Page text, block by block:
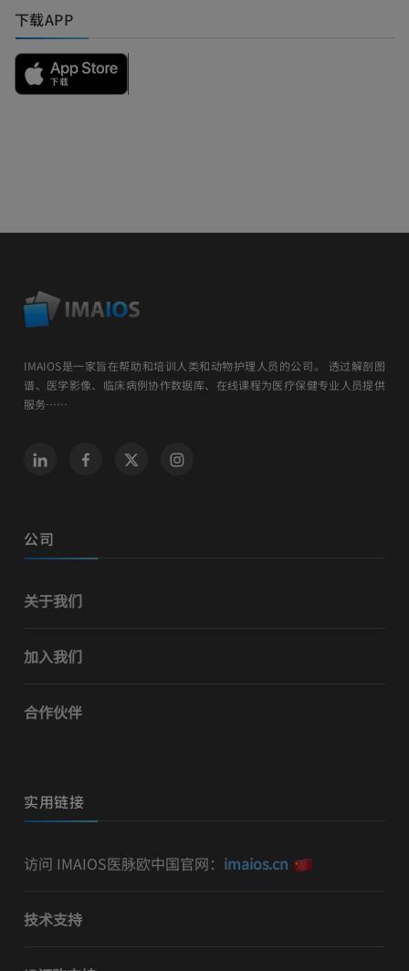
下载APP
IMAIOS是一家旨在帮助和培训人类和动物护理人员的公司。 透过解剖图
谱、医学影像、临床病例协作数据库、在线课程为医疗保健专业人员提供
服务……
公司
关于我们
加入我们
合作伙伴
实用链接
访问 IMAIOS医脉欧中国官网： imaios.cn
技术支持